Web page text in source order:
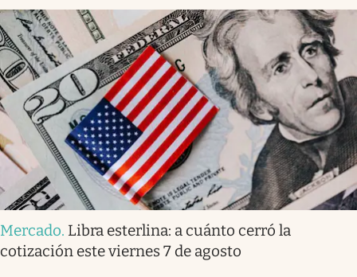
Mercado. Libra esterlina: a cuánto cerró la
cotización este viernes 7 de agosto